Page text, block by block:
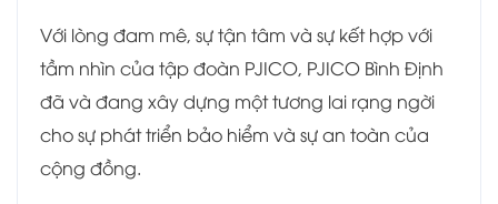
Với lòng đam mê, sự tận tâm và sự kết hợp với
tầm nhìn của tập đoàn PJICO, PJICO Bình Định
đã và đang xây dựng một tương lai rạng ngời
cho sự phát triển bảo hiểm và sự an toàn của
cộng đồng.